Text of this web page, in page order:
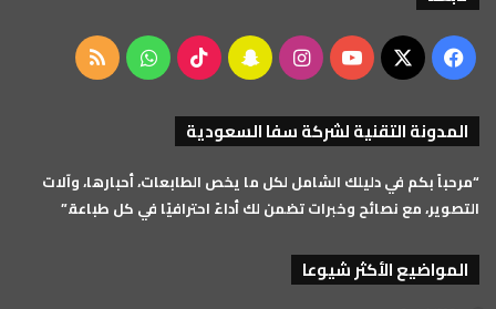
فيسبوك
‫X
‫YouTubeانستقرامسناب ‫TikTok واتساب ملخص
المدونة التقنية لشركة سفا السعودية
“مرحباً بكم في دليلك الشامل لكل ما يخص الطابعات، أحبارها، وآلات
التصوير، مع نصائح وخبرات تضمن لك أداءً احترافيًا في كل طباعة.”
المواضيع الأكثر شيوعا